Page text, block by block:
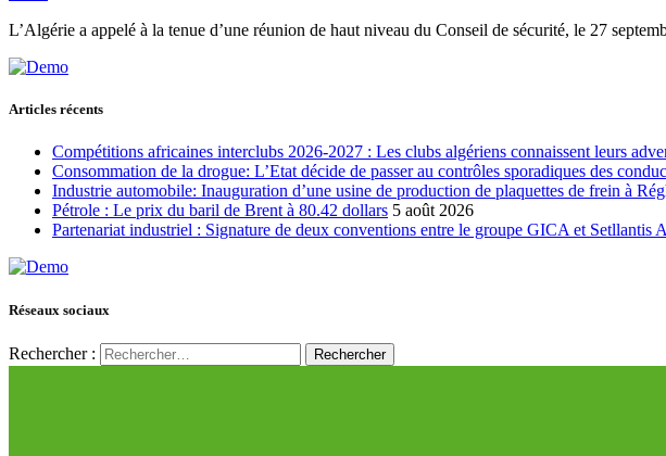
L’Algérie a appelé à la tenue d’une réunion de haut niveau du Conseil de sécurité, le 27
Articles récents
Compétitions africaines interclubs 2026-2027 : Les clubs algériens connaissent leurs
Consommation de la drogue: L’Etat décide de passer au contrôles sporadiques des
Industrie automobile: Inauguration d’une usine de production de plaquettes de frein à
Pétrole : Le prix du baril de Brent à 80.42 dollars 5 août 2026
Partenariat industriel : Signature de deux conventions entre le groupe GICA et Setllantis
Réseaux sociaux
Rechercher :